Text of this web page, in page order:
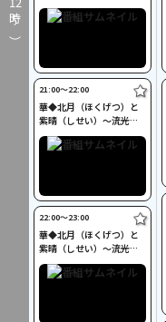
時～）
舞う偽りの王妃～＃３７
［字］
21:00〜22:00
華◆北月（ほくげつ）と
紫晴（しせい）～流光に
舞う偽りの王妃～＃３８
［字］
22:00〜23:00
華◆北月（ほくげつ）と
紫晴（しせい）～流光に
舞う偽りの王妃～＃３９
［字］